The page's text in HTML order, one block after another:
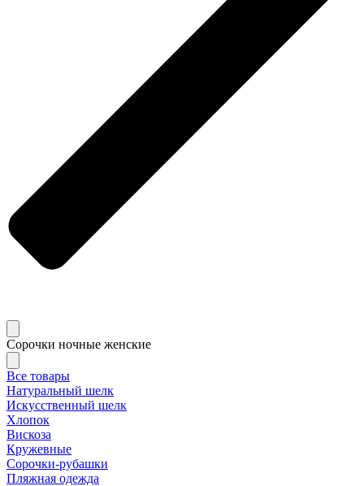
Сорочки ночные женские
Все товары
Натуральный шелк
Искусственный шелк
Хлопок
Вискоза
Кружевные
Сорочки-рубашки
Пляжная одежда